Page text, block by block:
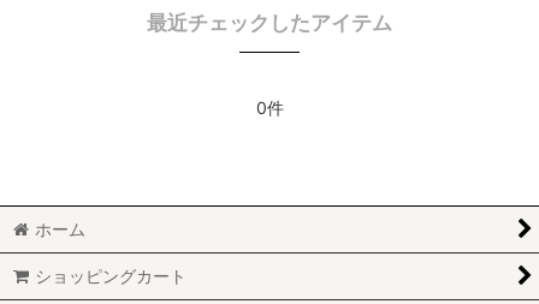
最近チェックしたアイテム
0件
ホーム
ショッピングカート